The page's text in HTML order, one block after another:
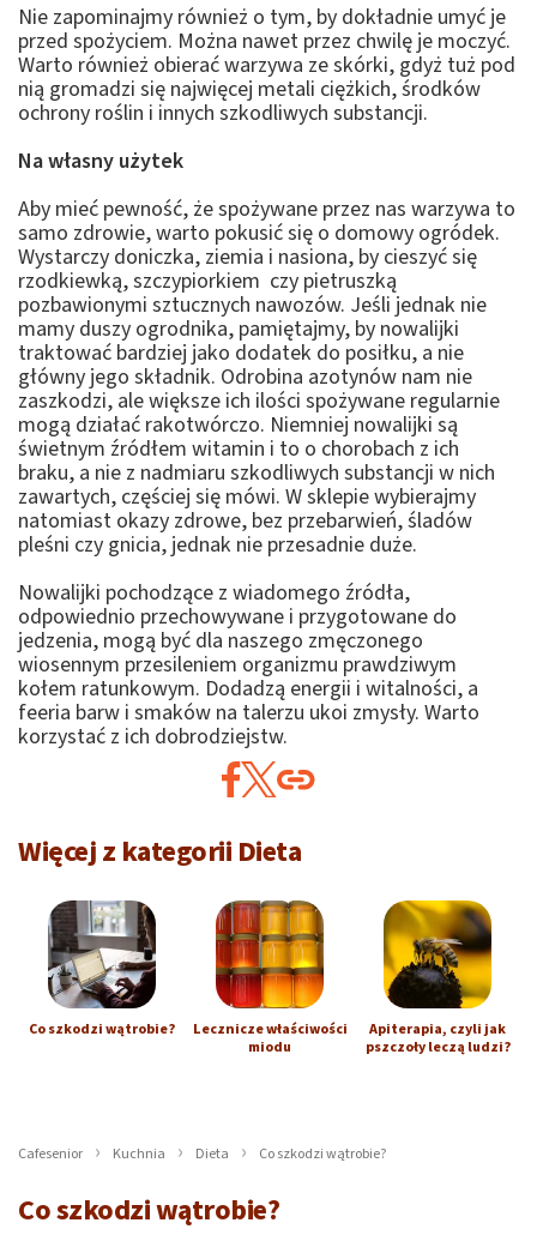
Nie zapominajmy również o tym, by dokładnie umyć je
przed spożyciem. Można nawet przez chwilę je moczyć.
Warto również obierać warzywa ze skórki, gdyż tuż pod
nią gromadzi się najwięcej metali ciężkich, środków
ochrony roślin i innych szkodliwych substancji.
Na własny użytek
Aby mieć pewność, że spożywane przez nas warzywa to
samo zdrowie, warto pokusić się o domowy ogródek.
Wystarczy doniczka, ziemia i nasiona, by cieszyć się
rzodkiewką, szczypiorkiem czy pietruszką
pozbawionymi sztucznych nawozów. Jeśli jednak nie
mamy duszy ogrodnika, pamiętajmy, by nowalijki
traktować bardziej jako dodatek do posiłku, a nie
główny jego składnik. Odrobina azotynów nam nie
zaszkodzi, ale większe ich ilości spożywane regularnie
mogą działać rakotwórczo. Niemniej nowalijki są
świetnym źródłem witamin i to o chorobach z ich
braku, a nie z nadmiaru szkodliwych substancji w nich
zawartych, częściej się mówi. W sklepie wybierajmy
natomiast okazy zdrowe, bez przebarwień, śladów
pleśni czy gnicia, jednak nie przesadnie duże.
Nowalijki pochodzące z wiadomego źródła,
odpowiednio przechowywane i przygotowane do
jedzenia, mogą być dla naszego zmęczonego
wiosennym przesileniem organizmu prawdziwym
kołem ratunkowym. Dodadzą energii i witalności, a
feeria barw i smaków na talerzu ukoi zmysły. Warto
korzystać z ich dobrodziejstw.
Więcej z kategorii Dieta
Co szkodzi wątrobie?
Lecznicze właściwości
miodu
Apiterapia, czyli jak
pszczoły leczą ludzi?
Cafesenior Kuchnia Dieta Co szkodzi wątrobie?
Co szkodzi wątrobie?